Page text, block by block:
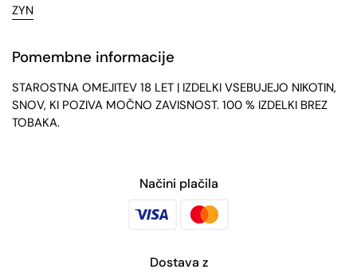
ZYN
Pomembne informacije
STAROSTNA OMEJITEV 18 LET | IZDELKI VSEBUJEJO NIKOTIN,
SNOV, KI POZIVA MOČNO ZAVISNOST. 100 % IZDELKI BREZ
TOBAKA.
Načini plačila
Dostava z